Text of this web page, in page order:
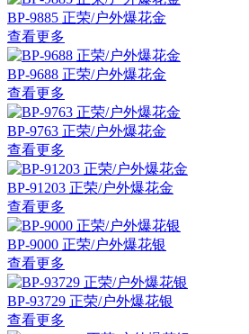
BP-9885 正荣/户外爆花金
查看更多
BP-9688 正荣/户外爆花金
查看更多
BP-9763 正荣/户外爆花金
查看更多
BP-91203 正荣/户外爆花金
查看更多
BP-9000 正荣/户外爆花银
查看更多
BP-93729 正荣/户外爆花银
查看更多